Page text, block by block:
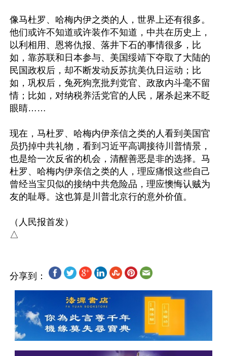
像马杜罗、哈梅内伊之类的人，世界上还有很多。
他们或许不知道或许装作不知道，中共在历史上，
以利相用、恩将仇报、落井下石的事情很多，比
如，靠苏联和日本参与、美国绥靖下夺取了大陆的
民国政权后，却不断发动反苏抗美仇日运动；比
如，巩权后，兔死狗烹批判党官、政敌内斗毫不留
情；比如，对纳税养活党官的人民，屠杀起来不眨
眼睛……
现在，马杜罗、哈梅内伊亲信之类的人看到美国官
员扔掉中共礼物，看到习近平高调接待川普情景，
也是给一次反省的机会，清醒善恶是非的选择。马
杜罗、哈梅内伊亲信之类的人，理应痛恨这些自己
曾经当宝贝似的接纳中共危险品，理应懊悔认贼为
友的耻辱。这也算是川普北京行的意外价值。
（人民报首发）
分享到：